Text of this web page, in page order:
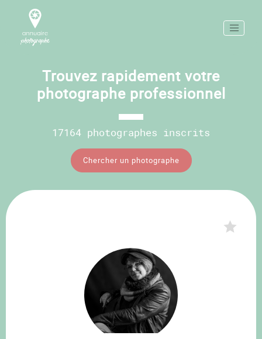
Trouvez rapidement votre
photographe professionnel
17164 photographes inscrits
Chercher un photographe